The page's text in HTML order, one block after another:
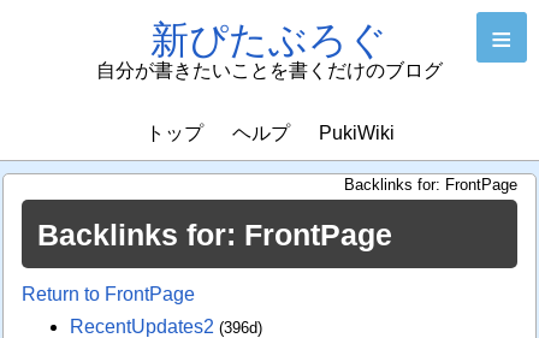
新ぴたぶろぐ
自分が書きたいことを書くだけのブログ
≡
トップ ヘルプ PukiWiki
Backlinks for: FrontPage
Backlinks for: FrontPage
Return to FrontPage
RecentUpdates2 (396d)